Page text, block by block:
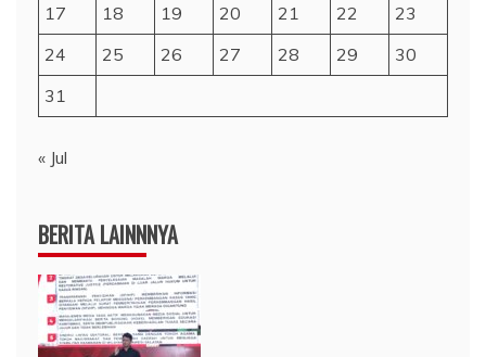
17
18 19 20 21 22
23
24
25 26 27 28 29
30
31
« Jul
BERITA LAINNNYA